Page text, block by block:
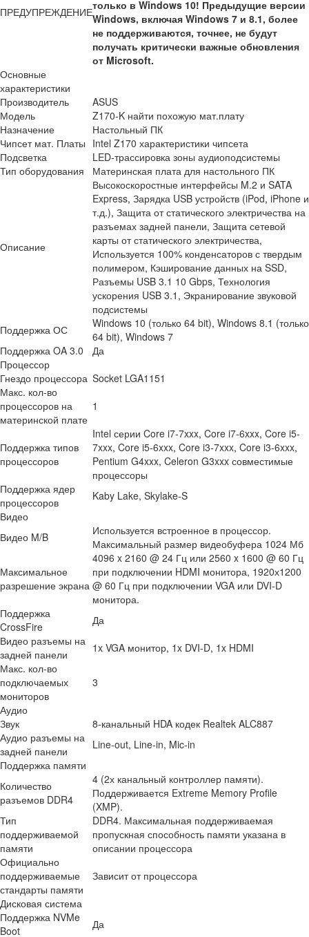
ПРЕДУПРЕЖДЕНИЕтолько в Windows 10! Предыдущие версии
Windows, включая Windows 7 и 8.1, более
не поддерживаются, точнее, не будут
получать критически важные обновления
от Microsoft.
Основные
характеристики
Производитель
ASUS
Модель
Z170-K найти похожую мат.плату
Назначение
Настольный ПК
Чипсет мат. Платы Intel Z170 характеристики чипсета
Подсветка
LED-трассировка зоны аудиоподсистемы
Тип оборудования
Материнская плата для настольного ПК
Описание
Высокоскоростные интерфейсы M.2 и SATA
Express, Зарядка USB устройств (iPod, iPhone и
т.д.), Защита от статического электричества на
разъемах задней панели, Защита сетевой
карты от статического электричества,
Используется 100% конденсаторов с твердым
полимером, Кэширование данных на SSD,
Разъемы USB 3.1 10 Gbps, Технология
ускорения USB 3.1, Экранирование звуковой
подсистемы
Поддержка ОС
Windows 10 (только 64 bit), Windows 8.1 (только
64 bit), Windows 7
Поддержка OA 3.0
Да
Процессор
Гнездо процессора Socket LGA1151
Макс. кол-во
процессоров на
материнской плате
1
Поддержка типов
процессоров
Intel серии Core i7-7xxx, Core i7-6xxx, Core i5-
7xxx, Core i5-6xxx, Core i3-7xxx, Core i3-6xxx,
Pentium G4xxx, Celeron G3xxx совместимые
процессоры
Поддержка ядер
процессоров
Kaby Lake, Skylake-S
Видео
Видео M/B
Используется встроенное в процессор.
Максимальный размер видеобуфера 1024 Мб
Максимальное
разрешение экрана
4096 x 2160 @ 24 Гц или 2560 x 1600 @ 60 Гц
при подключении HDMI монитора, 1920х1200
@ 60 Гц при подключении VGA или DVI-D
монитора.
Поддержка
CrossFire
Да
Видео разъемы на
задней панели
1x VGA монитор, 1x DVI-D, 1x HDMI
Макс. кол-во
подключаемых
мониторов
3
Аудио
Звук
8-канальный HDA кодек Realtek ALC887
Аудио разъемы на
задней панели
Line-out, Line-in, Mic-in
Поддержка памяти
Количество
разъемов DDR4
4 (2х канальный контроллер памяти).
Поддерживается Extreme Memory Profile
(XMP).
Тип
поддерживаемой
памяти
DDR4. Максимальная поддерживаемая
пропускная способность памяти указана в
описании процессора
Официально
поддерживаемые
стандарты памяти
Зависит от процессора
Дисковая система
Поддержка NVMe
Boot
Да